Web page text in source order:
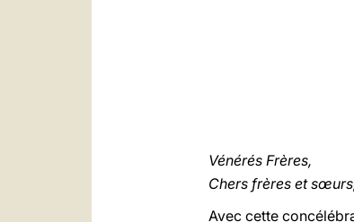
Vénérés Frères,
Chers frères et
Avec cette